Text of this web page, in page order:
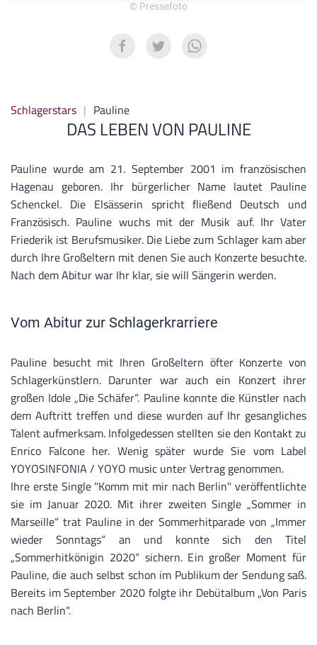
© Pressefoto
Schlagerstars Pauline
DAS LEBEN VON PAULINE
Pauline wurde am 21. September 2001 im französischen
Hagenau geboren. Ihr bürgerlicher Name lautet Pauline
Schenckel. Die Elsässerin spricht fließend Deutsch und
Französisch. Pauline wuchs mit der Musik auf. Ihr Vater
Friederik ist Berufsmusiker. Die Liebe zum Schlager kam aber
durch Ihre Großeltern mit denen Sie auch Konzerte besuchte.
Nach dem Abitur war Ihr klar, sie will Sängerin werden.
Vom Abitur zur Schlagerkrarriere
Pauline besucht mit Ihren Großeltern öfter Konzerte von
Schlagerkünstlern. Darunter war auch ein Konzert ihrer
großen Idole „Die Schäfer“. Pauline konnte die Künstler nach
dem Auftritt treffen und diese wurden auf Ihr gesangliches
Talent aufmerksam. Infolgedessen stellten sie den Kontakt zu
Enrico Falcone her. Wenig später wurde Sie vom Label
YOYOSINFONIA / YOYO music unter Vertrag genommen.
Ihre erste Single "Komm mit mir nach Berlin" veröffentlichte
sie im Januar 2020. Mit ihrer zweiten Single „Sommer in
Marseille“ trat Pauline in der Sommerhitparade von „Immer
wieder Sonntags“ an und konnte sich den Titel
„Sommerhitkönigin 2020“ sichern. Ein großer Moment für
Pauline, die auch selbst schon im Publikum der Sendung saß.
Bereits im September 2020 folgte ihr Debütalbum „Von Paris
nach Berlin“.